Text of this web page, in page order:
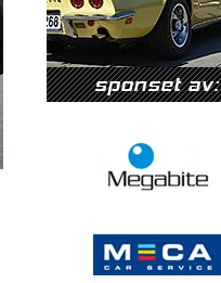
sponset av: